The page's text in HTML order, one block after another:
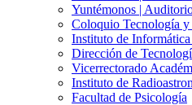
Yuntémonos |
Coloquio Tecnología
Instituto de
Dirección de
Vicerrectorado
Instituto de
Facultad de Psicología